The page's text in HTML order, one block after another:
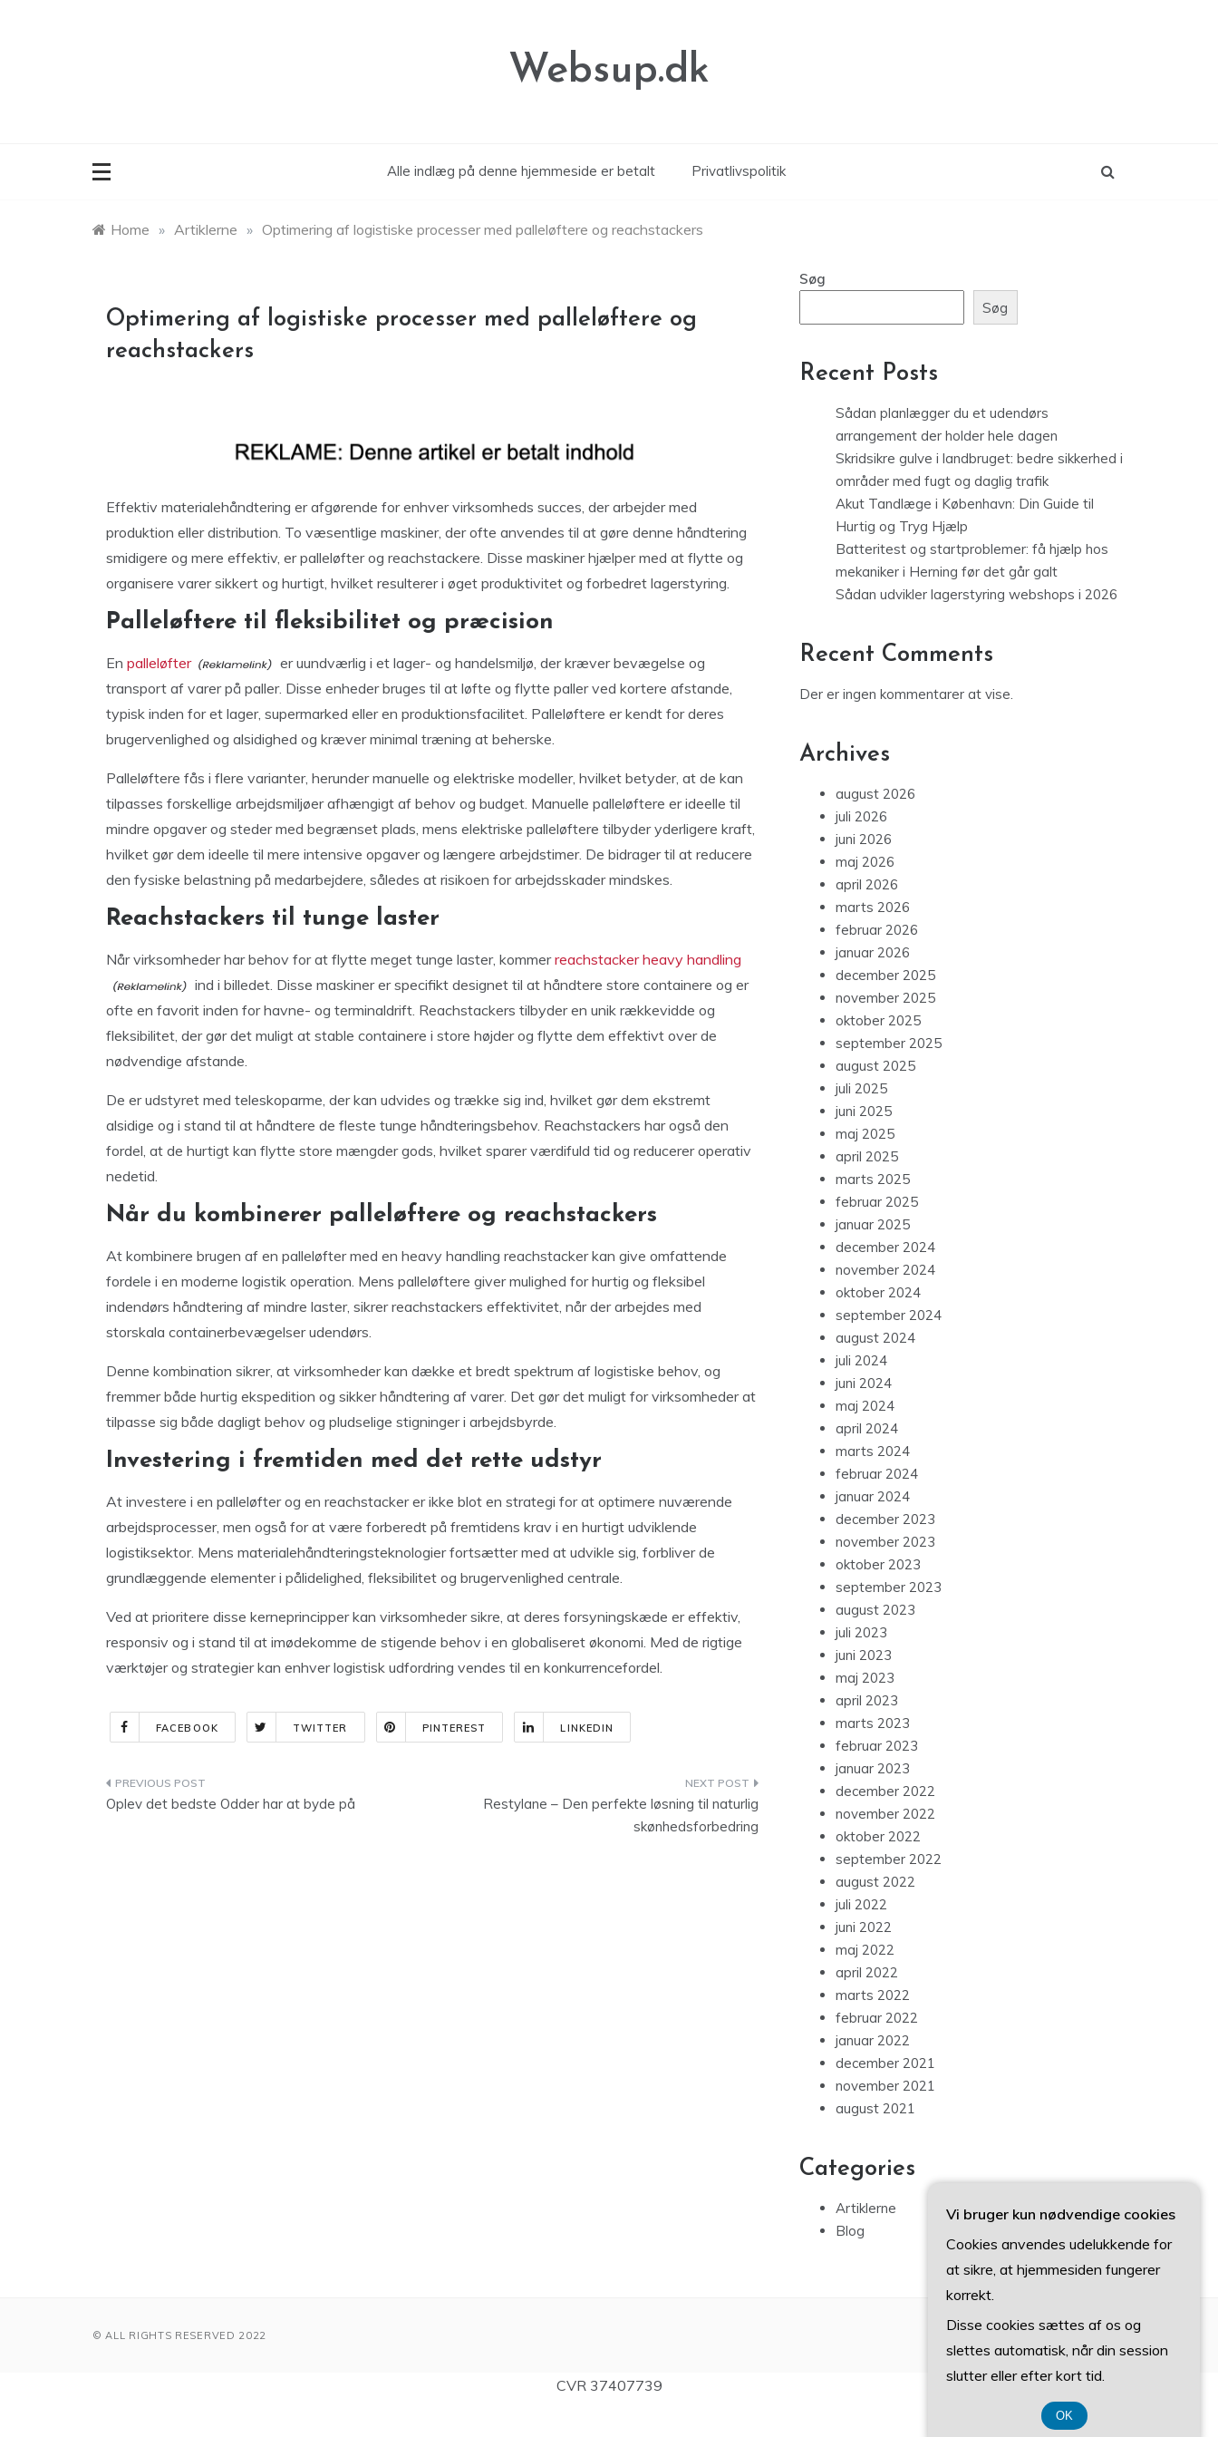
Websup.dk
Alle indlæg på denne hjemmeside er betalt Privatlivspolitik
Home » Artiklerne » Optimering af logistiske processer med palleløftere og reachstackers
Optimering af logistiske processer med palleløftere og
reachstackers
Effektiv materialehåndtering er afgørende for enhver virksomheds succes, der arbejder med
produktion eller distribution. To væsentlige maskiner, der ofte anvendes til at gøre denne håndtering
smidigere og mere effektiv, er palleløfter og reachstackere. Disse maskiner hjælper med at flytte og
organisere varer sikkert og hurtigt, hvilket resulterer i øget produktivitet og forbedret lagerstyring.
Palleløftere til fleksibilitet og præcision
En palleløfter
er uundværlig i et lager- og handelsmiljø, der kræver bevægelse og
transport af varer på paller. Disse enheder bruges til at løfte og flytte paller ved kortere afstande,
typisk inden for et lager, supermarked eller en produktionsfacilitet. Palleløftere er kendt for deres
brugervenlighed og alsidighed og kræver minimal træning at beherske.
Palleløftere fås i flere varianter, herunder manuelle og elektriske modeller, hvilket betyder, at de kan
tilpasses forskellige arbejdsmiljøer afhængigt af behov og budget. Manuelle palleløftere er ideelle til
mindre opgaver og steder med begrænset plads, mens elektriske palleløftere tilbyder yderligere kraft,
hvilket gør dem ideelle til mere intensive opgaver og længere arbejdstimer. De bidrager til at reducere
den fysiske belastning på medarbejdere, således at risikoen for arbejdsskader mindskes.
Reachstackers til tunge laster
Når virksomheder har behov for at flytte meget tunge laster, kommerreachstacker heavy handling
ind i billedet. Disse maskiner er specifikt designet til at håndtere store containere og er
ofte en favorit inden for havne- og terminaldrift. Reachstackers tilbyder en unik rækkevidde og
fleksibilitet, der gør det muligt at stable containere i store højder og flytte dem effektivt over de
nødvendige afstande.
De er udstyret med teleskoparme, der kan udvides og trække sig ind, hvilket gør dem ekstremt
alsidige og i stand til at håndtere de fleste tunge håndteringsbehov. Reachstackers har også den
fordel, at de hurtigt kan flytte store mængder gods, hvilket sparer værdifuld tid og reducerer operativ
nedetid.
Når du kombinerer palleløftere og reachstackers
At kombinere brugen af en palleløfter med en heavy handling reachstacker kan give omfattende
fordele i en moderne logistik operation. Mens palleløftere giver mulighed for hurtig og fleksibel
indendørs håndtering af mindre laster, sikrer reachstackers effektivitet, når der arbejdes med
storskala containerbevægelser udendørs.
Denne kombination sikrer, at virksomheder kan dække et bredt spektrum af logistiske behov, og
fremmer både hurtig ekspedition og sikker håndtering af varer. Det gør det muligt for virksomheder at
tilpasse sig både dagligt behov og pludselige stigninger i arbejdsbyrde.
Investering i fremtiden med det rette udstyr
At investere i en palleløfter og en reachstacker er ikke blot en strategi for at optimere nuværende
arbejdsprocesser, men også for at være forberedt på fremtidens krav i en hurtigt udviklende
logistiksektor. Mens materialehåndteringsteknologier fortsætter med at udvikle sig, forbliver de
grundlæggende elementer i pålidelighed, fleksibilitet og brugervenlighed centrale.
Ved at prioritere disse kerneprincipper kan virksomheder sikre, at deres forsyningskæde er effektiv,
responsiv og i stand til at imødekomme de stigende behov i en globaliseret økonomi. Med de rigtige
værktøjer og strategier kan enhver logistisk udfordring vendes til en konkurrencefordel.
FACEBOOK TWITTER PINTEREST LINKEDIN
Indlægsnavigation
Oplev det bedste Odder har at byde på
Restylane – Den perfekte løsning til naturlig
skønhedsforbedring
Søg
Søg
Recent Posts
Sådan planlægger du et udendørs
arrangement der holder hele dagen
Skridsikre gulve i landbruget: bedre sikkerhed i
områder med fugt og daglig trafik
Akut Tandlæge i København: Din Guide til
Hurtig og Tryg Hjælp
Batteritest og startproblemer: få hjælp hos
mekaniker i Herning før det går galt
Sådan udvikler lagerstyring webshops i 2026
Recent Comments
Der er ingen kommentarer at vise.
Archives
august 2026
juli 2026
juni 2026
maj 2026
april 2026
marts 2026
februar 2026
januar 2026
december 2025
november 2025
oktober 2025
september 2025
august 2025
juli 2025
juni 2025
maj 2025
april 2025
marts 2025
februar 2025
januar 2025
december 2024
november 2024
oktober 2024
september 2024
august 2024
juli 2024
juni 2024
maj 2024
april 2024
marts 2024
februar 2024
januar 2024
december 2023
november 2023
oktober 2023
september 2023
august 2023
juli 2023
juni 2023
maj 2023
april 2023
marts 2023
februar 2023
januar 2023
december 2022
november 2022
oktober 2022
september 2022
august 2022
juli 2022
juni 2022
maj 2022
april 2022
marts 2022
februar 2022
januar 2022
december 2021
november 2021
august 2021
Categories
Artiklerne
Blog
© ALL RIGHTS RESERVED 2022
CVR 37407739
Vi bruger kun nødvendige cookies
Cookies anvendes udelukkende for
at sikre, at hjemmesiden fungerer
korrekt.
Disse cookies sættes af os og
slettes automatisk, når din session
slutter eller efter kort tid.
OK